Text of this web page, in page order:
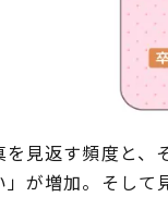
見返す頻度と、
」が増加。そし